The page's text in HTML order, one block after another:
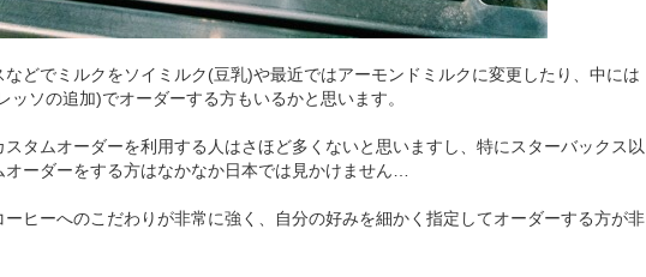
どでミルクをソイミルク(豆乳)や最近ではアーモンドミルクに変更したり、中には
ッソの追加)でオーダーする方もいるかと思います。
タムオーダーを利用する人はさほど多くないと思いますし、特にスターバックス以
ーダーをする方はなかなか日本では見かけません…
ヒーへのこだわりが非常に強く、自分の好みを細かく指定してオーダーする方が非